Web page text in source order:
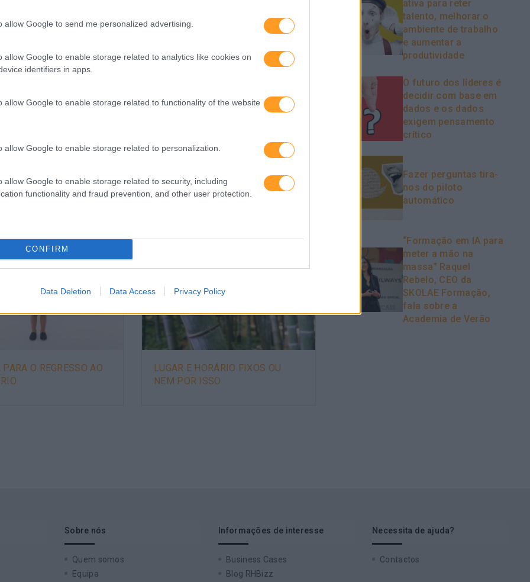
allow Google to send me personalized advertising.
allow Google to enable storage related to analytics like cookies on
identifiers in apps.
allow Google to enable storage related to functionality of the website
allow Google to enable storage related to personalization.
allow Google to enable storage related to security, including
functionality and fraud prevention, and other user protection.
CONFIRM
Data Deletion Data Access Privacy Policy
INTELIGÊNCIA EMOCIONAL SERÁ A
COMPETÊNCIA MAIS PROCURADA NOS
PARA O REGRESSO AO
LUGAR E HORÁRIO FIXOS OU
NEM POR ISSO
ativa para reter
talento, melhorar o
ambiente de trabalho
e aumentar a
produtividade
O futuro dos líderes é
decidir com base em
dados e os dados
exigem pensamento
crítico
Fazer perguntas tira-
nos do piloto
automático
“Formação em IA para
meter a mão na
massa” Raquel
Rebelo, CEO da
SKOLAE Formação,
fala sobre a
Academia de Verão
Sobre nós
Quem somos
Equipa
Informações de interesse
Business Cases
Blog RHBizz
Necessita de ajuda?
Contactos